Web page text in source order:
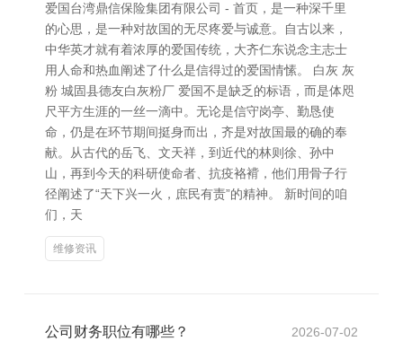
爱国台湾鼎信保险集团有限公司 - 首页，是一种深千里
的心思，是一种对故国的无尽疼爱与诚意。自古以来，
中华英才就有着浓厚的爱国传统，大齐仁东说念主志士
用人命和热血阐述了什么是信得过的爱国情愫。 白灰 灰
粉 城固县德友白灰粉厂 爱国不是缺乏的标语，而是体咫
尺平方生涯的一丝一滴中。无论是信守岗亭、勤恳使
命，仍是在环节期间挺身而出，齐是对故国最的确的奉
献。从古代的岳飞、文天祥，到近代的林则徐、孙中
山，再到今天的科研使命者、抗疫袼褙，他们用骨子行
径阐述了“天下兴一火，庶民有责”的精神。 新时间的咱
们，天
维修资讯
公司财务职位有哪些？ 2026-07-02